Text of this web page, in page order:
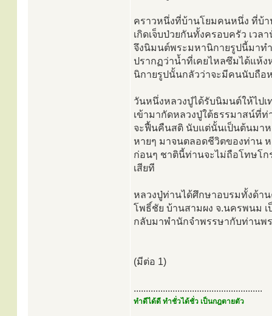
คราวหนึ่งที่บ้านโยมคนหนึ่ง ที่บ้
เกิดเจ็บป่วยกันทั้งครอบครัว เว
จึงนิมนต์พระมหานิกายรูปนี้มาท
ปรากฏว่าน้ำที่เคยไหลซึมได้แห้
นิกายรูปนั้นกลัวว่าจะมีคนนับถือ
วันหนึ่งหลวงปู่ได้รับนิมนต์ให้ไป
เข้ามากัดหลวงปู่ใต้ธรรมาสน์ที่
จะฟื้นคืนสติ นับแต่นั้นเป็นต้นมาห
หายๆ มาจนตลอดชีวิตของท่าน
ก่อนๆ ชาตินี้ท่านจะไม่ถือโทษโก
เสียที
หลวงปู่ท่านได้ศึกษาอบรมทั้งด้า
โพธิ์ชัย บ้านสามผง จ.นครพนม เ
กลับมาพำนักจำพรรษากับท่านพ
(มีต่อ 1)
.....................................................
ทำดีได้ดี ทำชั่วได้ชั่ว เป็นกฎตายตัว